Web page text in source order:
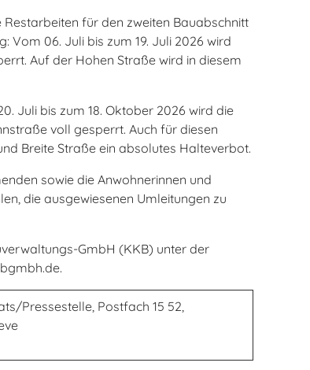
für den zweiten Bauabschnitt
Vom 06. Juli bis zum 19. Juli 2026 wird
Auf der Hohen Straße wird in diesem
Juli bis zum 18. Oktober 2026 wird die
voll gesperrt. Auch für diesen
Breite Straße ein absolutes Halteverbot.
sowie die Anwohnerinnen und
die ausgewiesenen Umleitungen zu
GmbH (KKB) unter der
Pressestelle, Postfach 15 52,